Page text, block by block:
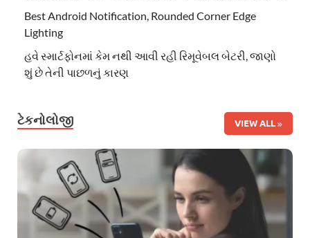
Best Android Notification, Rounded Corner Edge
Lighting
હવે સ્માર્ટફોનમાં કેમ નથી આવી રહી રિમૂવેબલ બેટરી, જાણો
શું છે તેની પાછળનું કારણ
ટેકનોલોજી VIEW ALL